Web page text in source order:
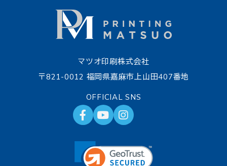
マツオ印刷株式会社
〒821-0012 福岡県嘉麻市上山田407番地
OFFICIAL SNS